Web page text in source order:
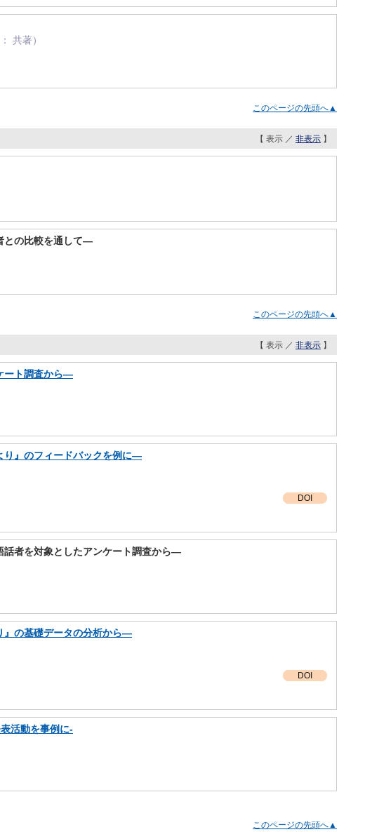
共著）
このページの先頭へ▲
【 表示 ／ 非表示 】
との比較を通して―
このページの先頭へ▲
【 表示 ／ 非表示 】
ート調査から―
り』のフィードバックを例に―
DOI
話者を対象としたアンケート調査から―
』の基礎データの分析から―
DOI
活動を事例に‐
このページの先頭へ▲